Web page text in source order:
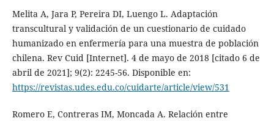
Melita A, Jara P, Pereira DI, Luengo L. Adaptación
transcultural y validación de un cuestionario de cuidado
humanizado en enfermería para una muestra de población
chilena. Rev Cuid [Internet]. 4 de mayo de 2018 [citado 6 de
abril de 2021]; 9(2): 2245-56. Disponible en:
https://revistas.udes.edu.co/cuidarte/article/view/531
Romero E, Contreras IM, Moncada A. Relación entre